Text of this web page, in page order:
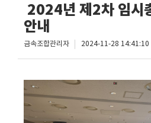
2024년 제2차 임시
안내
금속조합관리자 2024-11-28 14:41:10